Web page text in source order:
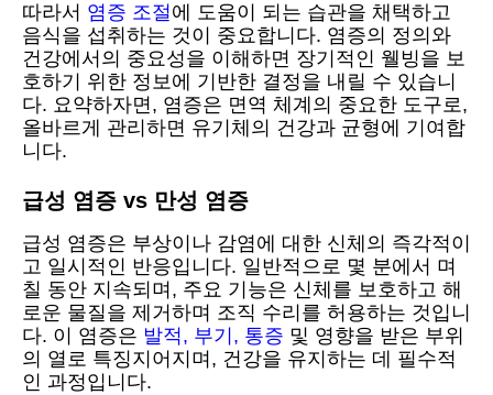
따라서 염증 조절 에 도움이 되는 습관을 채택하고
음식을 섭취하는 것이 중요합니다. 염증의 정의와
건강에서의 중요성을 이해하면 장기적인 웰빙을 보
호하기 위한 정보에 기반한 결정을 내릴 수 있습니
다. 요약하자면, 염증은 면역 체계의 중요한 도구로,
올바르게 관리하면 유기체의 건강과 균형에 기여합
니다.
급성 염증 vs 만성 염증
급성 염증은 부상이나 감염에 대한 신체의 즉각적이
고 일시적인 반응입니다. 일반적으로 몇 분에서 며
칠 동안 지속되며, 주요 기능은 신체를 보호하고 해
로운 물질을 제거하며 조직 수리를 허용하는 것입니
다. 이 염증은 발적, 부기, 통증 및 영향을 받은 부위
의 열로 특징지어지며, 건강을 유지하는 데 필수적
인 과정입니다.